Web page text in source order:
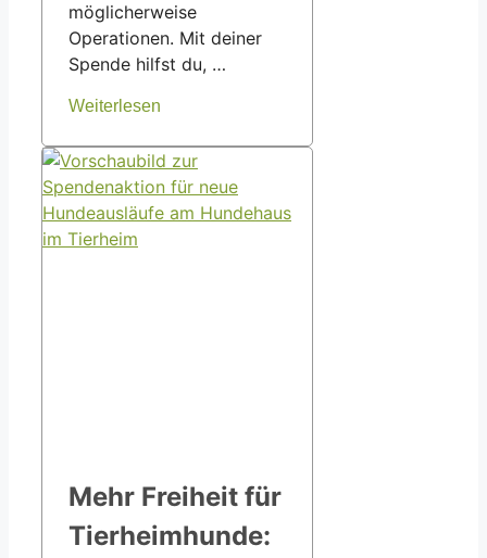
möglicherweise
Operationen. Mit deiner
Spende hilfst du, …
Weiterlesen
Mehr Freiheit für
Tierheimhunde: